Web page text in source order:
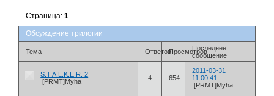
Обсуждение трилогии
Страница:1
Тема ОтветовПросмотровПоследнее
сообщение
S.T.A.L.K.E.R. 2
[PRMT]Myha
4 654
2011-03-31
11:00:41
[PRMT]Myha